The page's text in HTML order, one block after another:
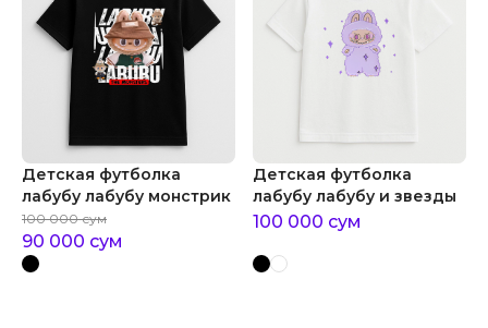
Детская футболка
лабубу лабубу монстрик
100 000 сум
90 000 сум
Детская футболка
лабубу лабубу и звезды
100 000 сум